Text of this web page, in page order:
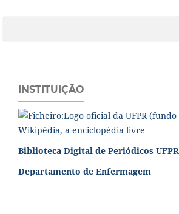
INSTITUIÇÃO
Biblioteca Digital de Periódicos UFPR
Departamento de Enfermagem